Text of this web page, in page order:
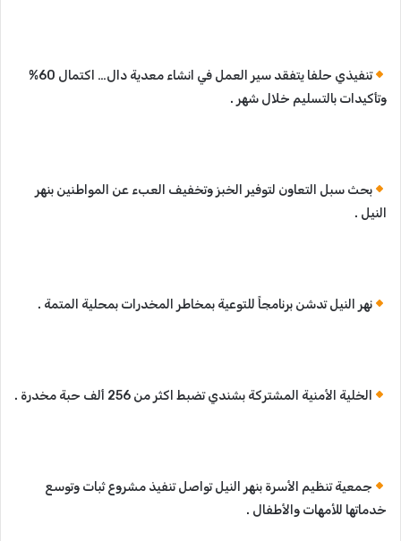
تنفيذي حلفا يتفقد سير العمل في انشاء معدية دال… اكتمال 60%
وتأكيدات بالتسليم خلال شهر .
بحث سبل التعاون لتوفير الخبز وتخفيف العبء عن المواطنين بنهر
النيل .
نهر النيل تدشن برنامجاً للتوعية بمخاطر المخدرات بمحلية المتمة .
الخلية الأمنية المشتركة بشندي تضبط اكثر من 256 ألف حبة مخدرة .
جمعية تنظيم الأسرة بنهر النيل تواصل تنفيذ مشروع ثبات وتوسع
خدماتها للأمهات والأطفال .